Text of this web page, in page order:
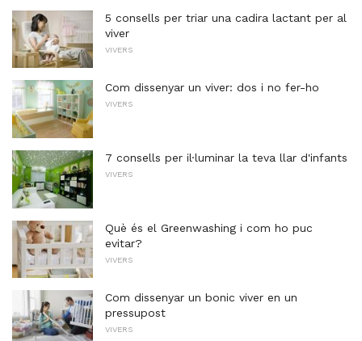
5 consells per triar una cadira lactant per al
viver
VIVERS
Com dissenyar un viver: dos i no fer-ho
VIVERS
7 consells per il·luminar la teva llar d'infants
VIVERS
Què és el Greenwashing i com ho puc
evitar?
VIVERS
Com dissenyar un bonic viver en un
pressupost
VIVERS